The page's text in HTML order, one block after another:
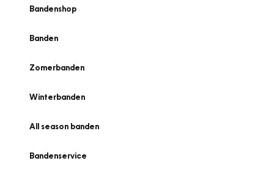
Bandenshop
Banden
Zomerbanden
Winterbanden
All season banden
Bandenservice